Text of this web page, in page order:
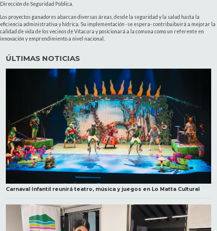
Dirección de Seguridad Pública.
Los proyectos ganadores abarcan diversas áreas, desde la seguridad y la salud hasta la
eficiencia administrativa y hídrica. Su implementación -se espera- contribuibuirá a mejorar la
calidad de vida de los vecinos de Vitacura y posicionará a la comuna como un referente en
innovación y emprendimiento a nivel nacional.
ÚLTIMAS NOTICIAS
Carnaval Infantil reunirá teatro, música y juegos en Lo Matta Cultural